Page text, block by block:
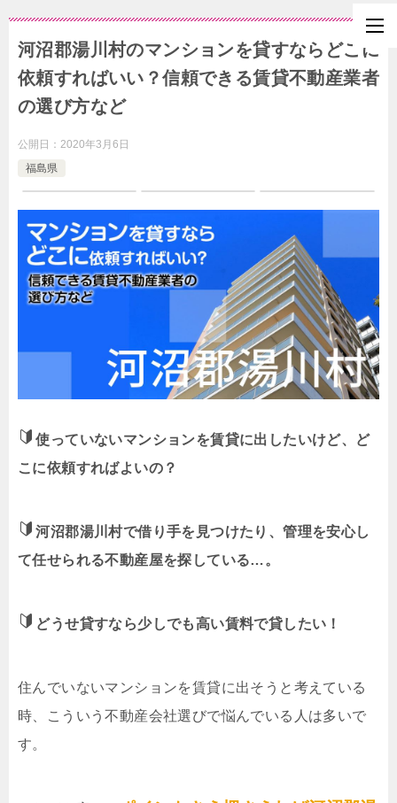
河沼郡湯川村のマンションを貸すならどこに
依頼すればいい？信頼できる賃貸不動産業者
の選び方など
公開日： 2020年3月6日
福島県
使っていないマンションを賃貸に出したいけど、ど
こに依頼すればよいの？
河沼郡湯川村で借り手を見つけたり、管理を安心し
て任せられる不動産屋を探している…。
どうせ貸すなら少しでも高い賃料で貸したい！
住んでいないマンションを賃貸に出そうと考えている
時、こういう不動産会社選びで悩んでいる人は多いで
す。